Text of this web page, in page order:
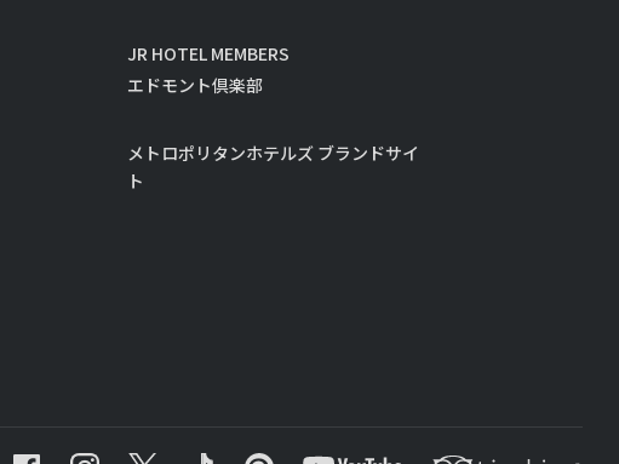
JR HOTEL MEMBERS
エドモント倶楽部
メトロポリタンホテルズ ブランドサイ
ト